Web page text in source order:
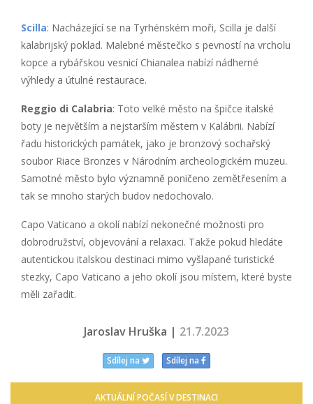
Scilla: Nacházející se na Tyrhénském moři, Scilla je další
kalabrijský poklad. Malebné městečko s pevností na vrcholu
kopce a rybářskou vesnicí Chianalea nabízí nádherné
výhledy a útulné restaurace.
Reggio di Calabria: Toto velké město na špičce italské
boty je největším a nejstarším městem v Kalábrii. Nabízí
řadu historických památek, jako je bronzový sochařský
soubor Riace Bronzes v Národním archeologickém muzeu.
Samotné město bylo významně poničeno zemětřesením a
tak se mnoho starých budov nedochovalo.
Capo Vaticano a okolí nabízí nekonečné možnosti pro
dobrodružství, objevování a relaxaci. Takže pokud hledáte
autentickou italskou destinaci mimo vyšlapané turistické
stezky, Capo Vaticano a jeho okolí jsou místem, které byste
měli zařadit.
Jaroslav Hruška | 21.7.2023
Sdílej na Sdílej na
AKTUÁLNÍ POČASÍ V DESTINACI